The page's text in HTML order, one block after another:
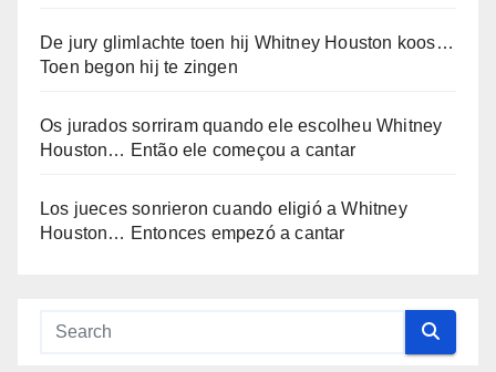
De jury glimlachte toen hij Whitney Houston koos…
Toen begon hij te zingen
Os jurados sorriram quando ele escolheu Whitney
Houston… Então ele começou a cantar
Los jueces sonrieron cuando eligió a Whitney
Houston… Entonces empezó a cantar